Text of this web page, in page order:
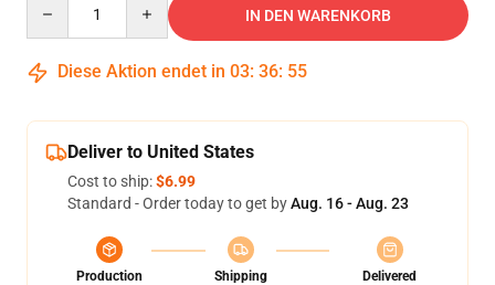
IN DEN WARENKORB
Diese Aktion endet in 03: 36: 55
Deliver to United States
Cost to ship:$6.99
Standard - Order today to get byAug. 16 - Aug. 23
Production
Shipping
Delivered